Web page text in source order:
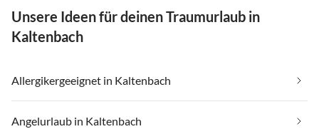
Unsere Ideen für deinen Traumurlaub in
Kaltenbach
Allergikergeeignet in Kaltenbach
Angelurlaub in Kaltenbach